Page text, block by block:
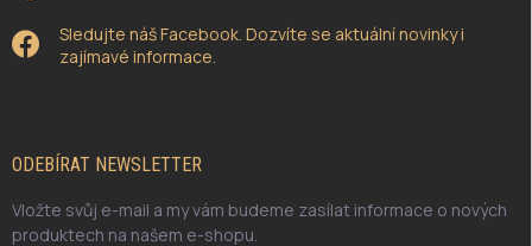
Sledujte náš Facebook. Dozvíte se aktuální novinky i
zajímavé informace.
ODEBÍRAT NEWSLETTER
Vložte svůj e-mail a my vám budeme zasílat informace o nových
produktech na našem e-shopu.